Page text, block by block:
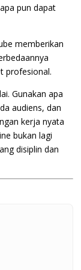
pun dapat
memberikan
profesional.
Gunakan apa
audiens, dan
kerja nyata
bukan lagi
disiplin dan